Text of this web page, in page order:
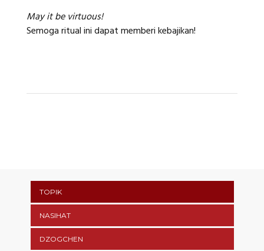
TOPIK
NASIHAT
DZOGCHEN
May it be virtuous!
Semoga ritual ini dapat memberi kebajikan!